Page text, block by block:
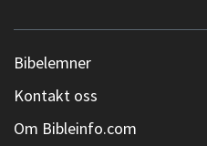
Bibelemner
Kontakt oss
Om Bibleinfo.com